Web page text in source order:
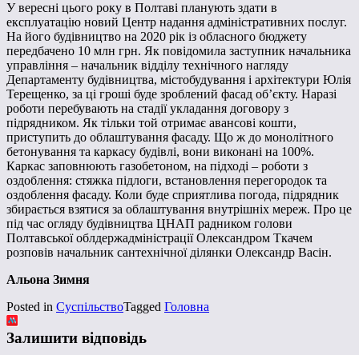
У вересні цього року в Полтаві планують здати в
експлуатацію новий Центр надання адміністративних послуг.
На його будівництво на 2020 рік із обласного бюджету
передбачено 10 млн грн. Як повідомила заступник начальника
управління – начальник відділу технічного нагляду
Департаменту будівництва, містобудування і архітектури Юлія
Терещенко, за ці гроші буде зроблений фасад об’єкту. Наразі
роботи перебувають на стадії укладання договору з
підрядником. Як тільки той отримає авансові кошти,
приступить до облаштування фасаду. Що ж до монолітного
бетонування та каркасу будівлі, вони виконані на 100%.
Каркас заповнюють газобетоном, на підході – роботи з
оздоблення: стяжка підлоги, встановлення перегородок та
оздоблення фасаду. Коли буде сприятлива погода, підрядник
збирається взятися за облаштування внутрішніх мереж. Про це
під час огляду будівництва ЦНАП радником голови
Полтавської облдержадміністрації Олександром Ткачем
розповів начальник сантехнічної ділянки Олександр Васін.
Альона Зимня
Posted in СуспільствоTagged Головна
Залишити відповідь